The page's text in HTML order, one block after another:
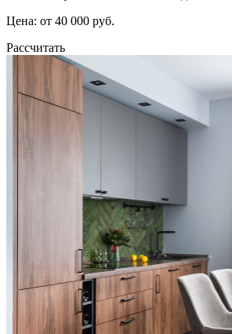
Цена: от 40 000 руб.
Рассчитать